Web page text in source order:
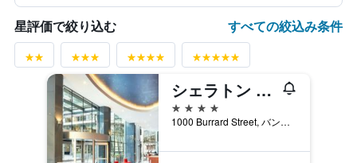
星評価で絞り込む すべての絞込み条件
シェラトン バンクーバー ウォール センター
4つ星
1000 Burrard Street, バンクーバー, BC, カナダ